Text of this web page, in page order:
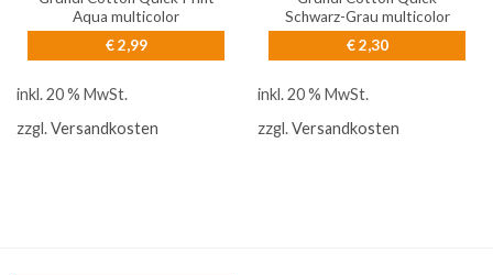
Aqua multicolor
€2,99
inkl. 20 % MwSt.
zzgl.Versandkosten
Schwarz-Grau multicolor
€2,30
inkl. 20 % MwSt.
zzgl.Versandkosten